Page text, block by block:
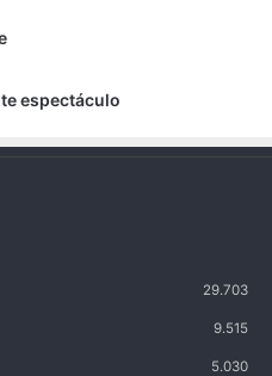
espectáculo
29.703
9.515
5.030